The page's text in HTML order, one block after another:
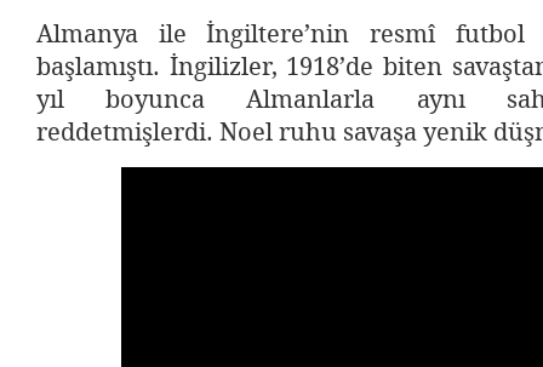
Almanya ile İngiltere’nin resmî futbol
başlamıştı. İngilizler, 1918’de biten
yıl boyunca Almanlarla aynı
reddetmişlerdi. Noel ruhu savaşa yenik